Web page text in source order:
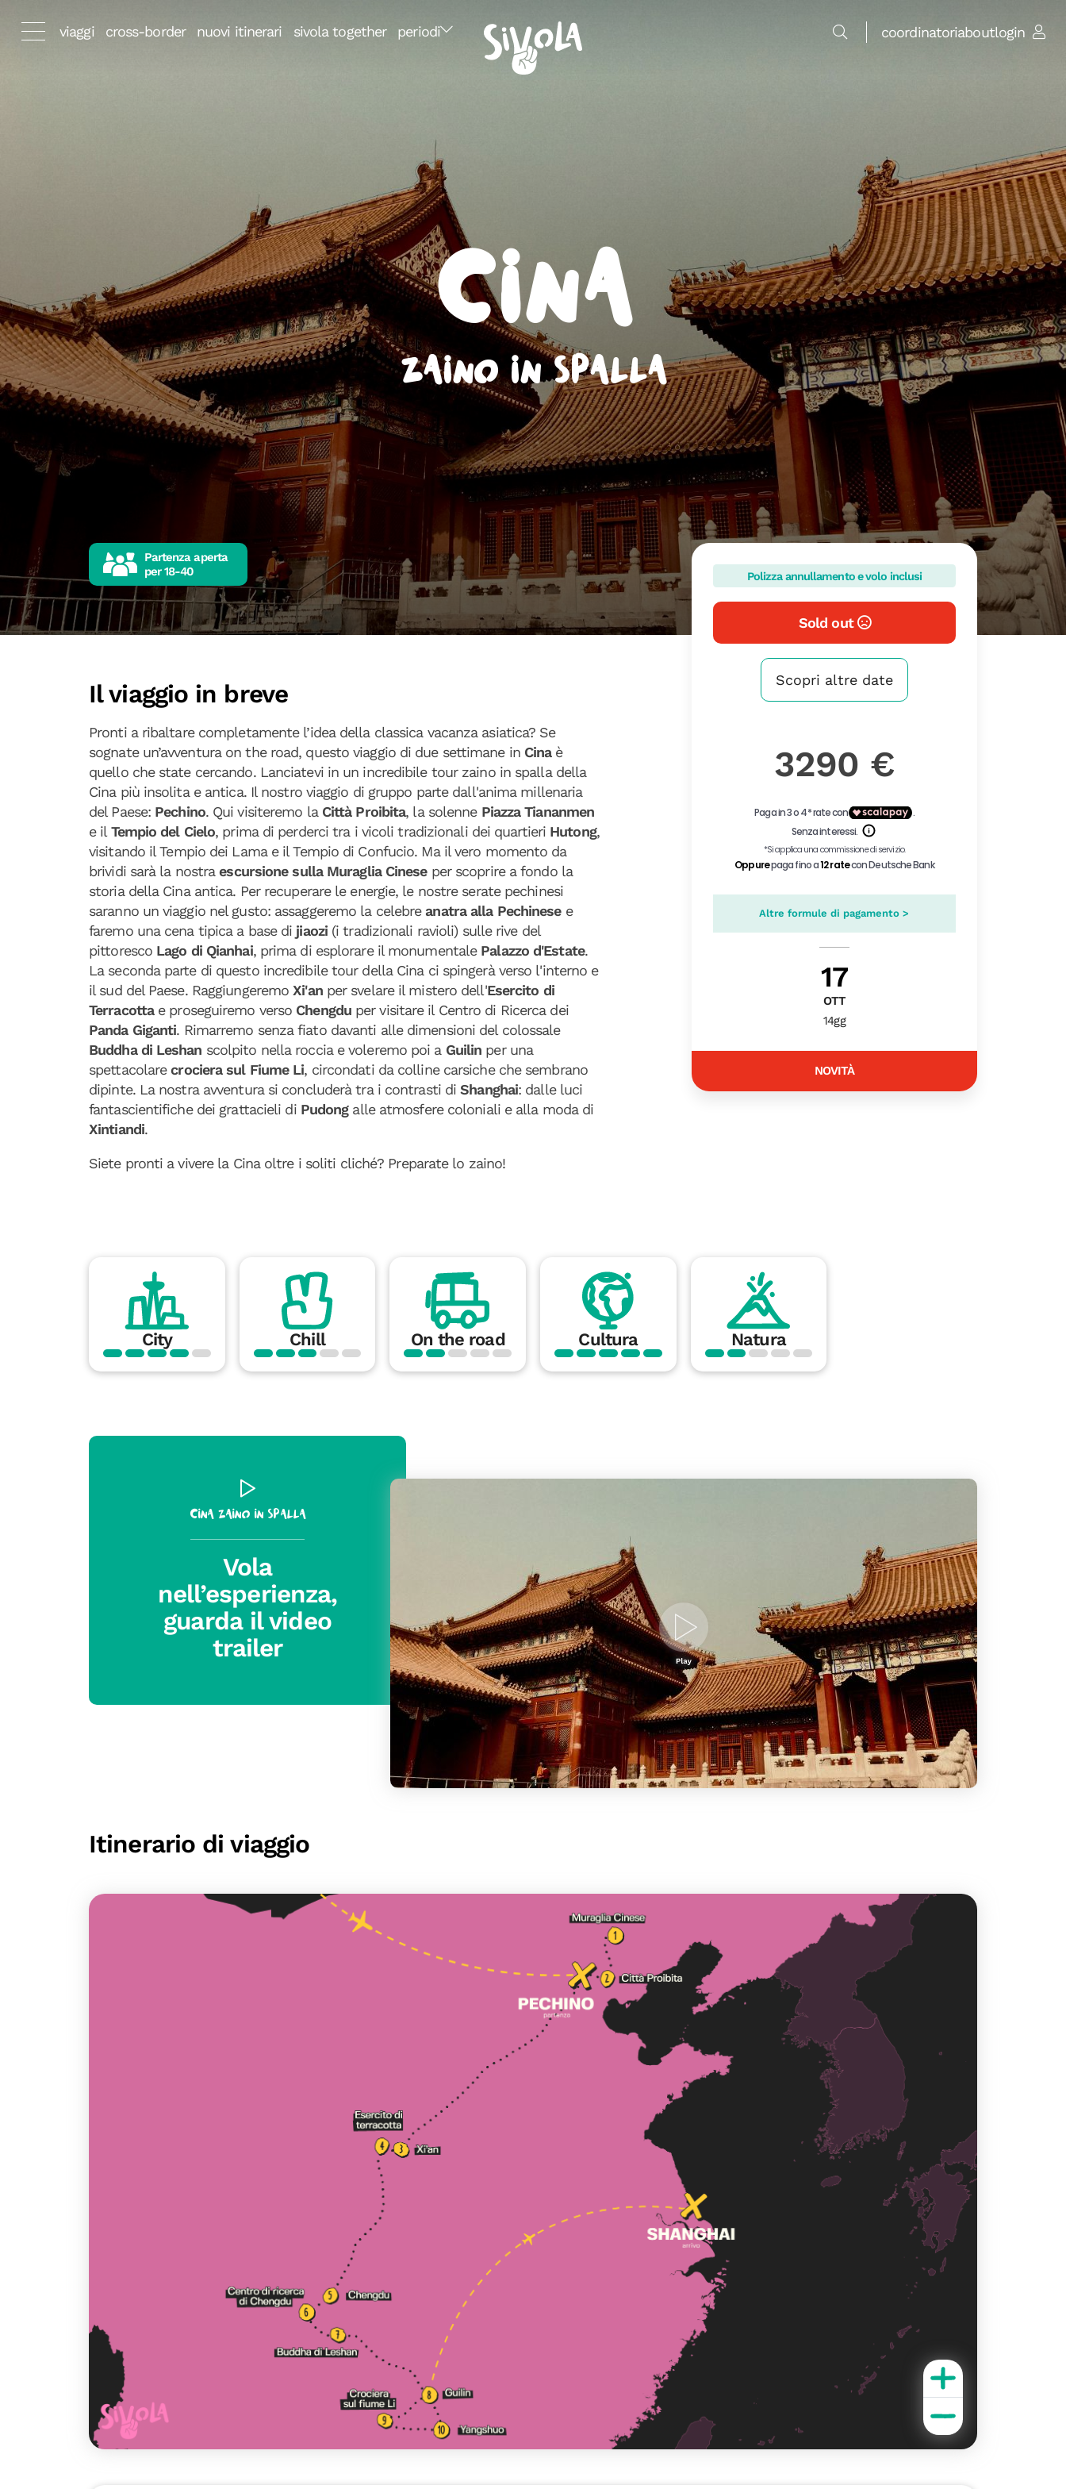
viaggi cross-border nuovi itinerari sivola together periodi coordinatoriaboutlogin
Cina
Zaino in spalla
Partenza aperta
per18-40
Il viaggio in breve
Pronti a ribaltare completamente l’idea della classica vacanza asiatica? Se
sognate un’avventura on the road, questo viaggio di due settimane in Cina è
quello che state cercando. Lanciatevi in un incredibile tour zaino in spalla della
Cina più insolita e antica. Il nostro viaggio di gruppo parte dall'anima millenaria
del Paese: Pechino. Qui visiteremo la Città Proibita, la solenne Piazza Tiananmen
e il Tempio del Cielo, prima di perderci tra i vicoli tradizionali dei quartieri Hutong,
visitando il Tempio dei Lama e il Tempio di Confucio. Ma il vero momento da
brividi sarà la nostraescursione sulla Muraglia Cineseper scoprire a fondo la
storia della Cina antica. Per recuperare le energie, le nostre serate pechinesi
saranno un viaggio nel gusto: assaggeremo la celebre anatra alla Pechinesee
faremo una cena tipica a base di jiaozi (i tradizionali ravioli) sulle rive del
pittoresco Lago di Qianhai, prima di esplorare il monumentale Palazzo d'Estate.
La seconda parte di questo incredibile tour della Cina ci spingerà verso l'interno e
il sud del Paese. RaggiungeremoXi'anper svelare il mistero dell'Esercito di
Terracottae proseguiremo verso Chengduper visitare il Centro di Ricerca dei
Panda Giganti. Rimarremo senza fiato davanti alle dimensioni del colossale
Buddha di Leshan scolpito nella roccia e voleremo poi a Guilin per una
spettacolarecrociera sul Fiume Li, circondati da colline carsiche che sembrano
dipinte. La nostra avventura si concluderà tra i contrasti diShanghai: dalle luci
fantascientifiche dei grattacieli di Pudong alle atmosfere coloniali e alla moda di
Xintiandi.
Siete pronti a vivere la Cina oltre i soliti cliché? Preparate lo zaino!
Polizza annullamento e volo inclusi
Sold out
Scopri altre date
3290 €
Altre formule di pagamento >
17
OTT
14gg
NOVITÀ
City Chill On the road Cultura Natura
Cina zaino in spalla
Vola
nell’esperienza,
guarda il video
trailer
Itinerario di viaggio